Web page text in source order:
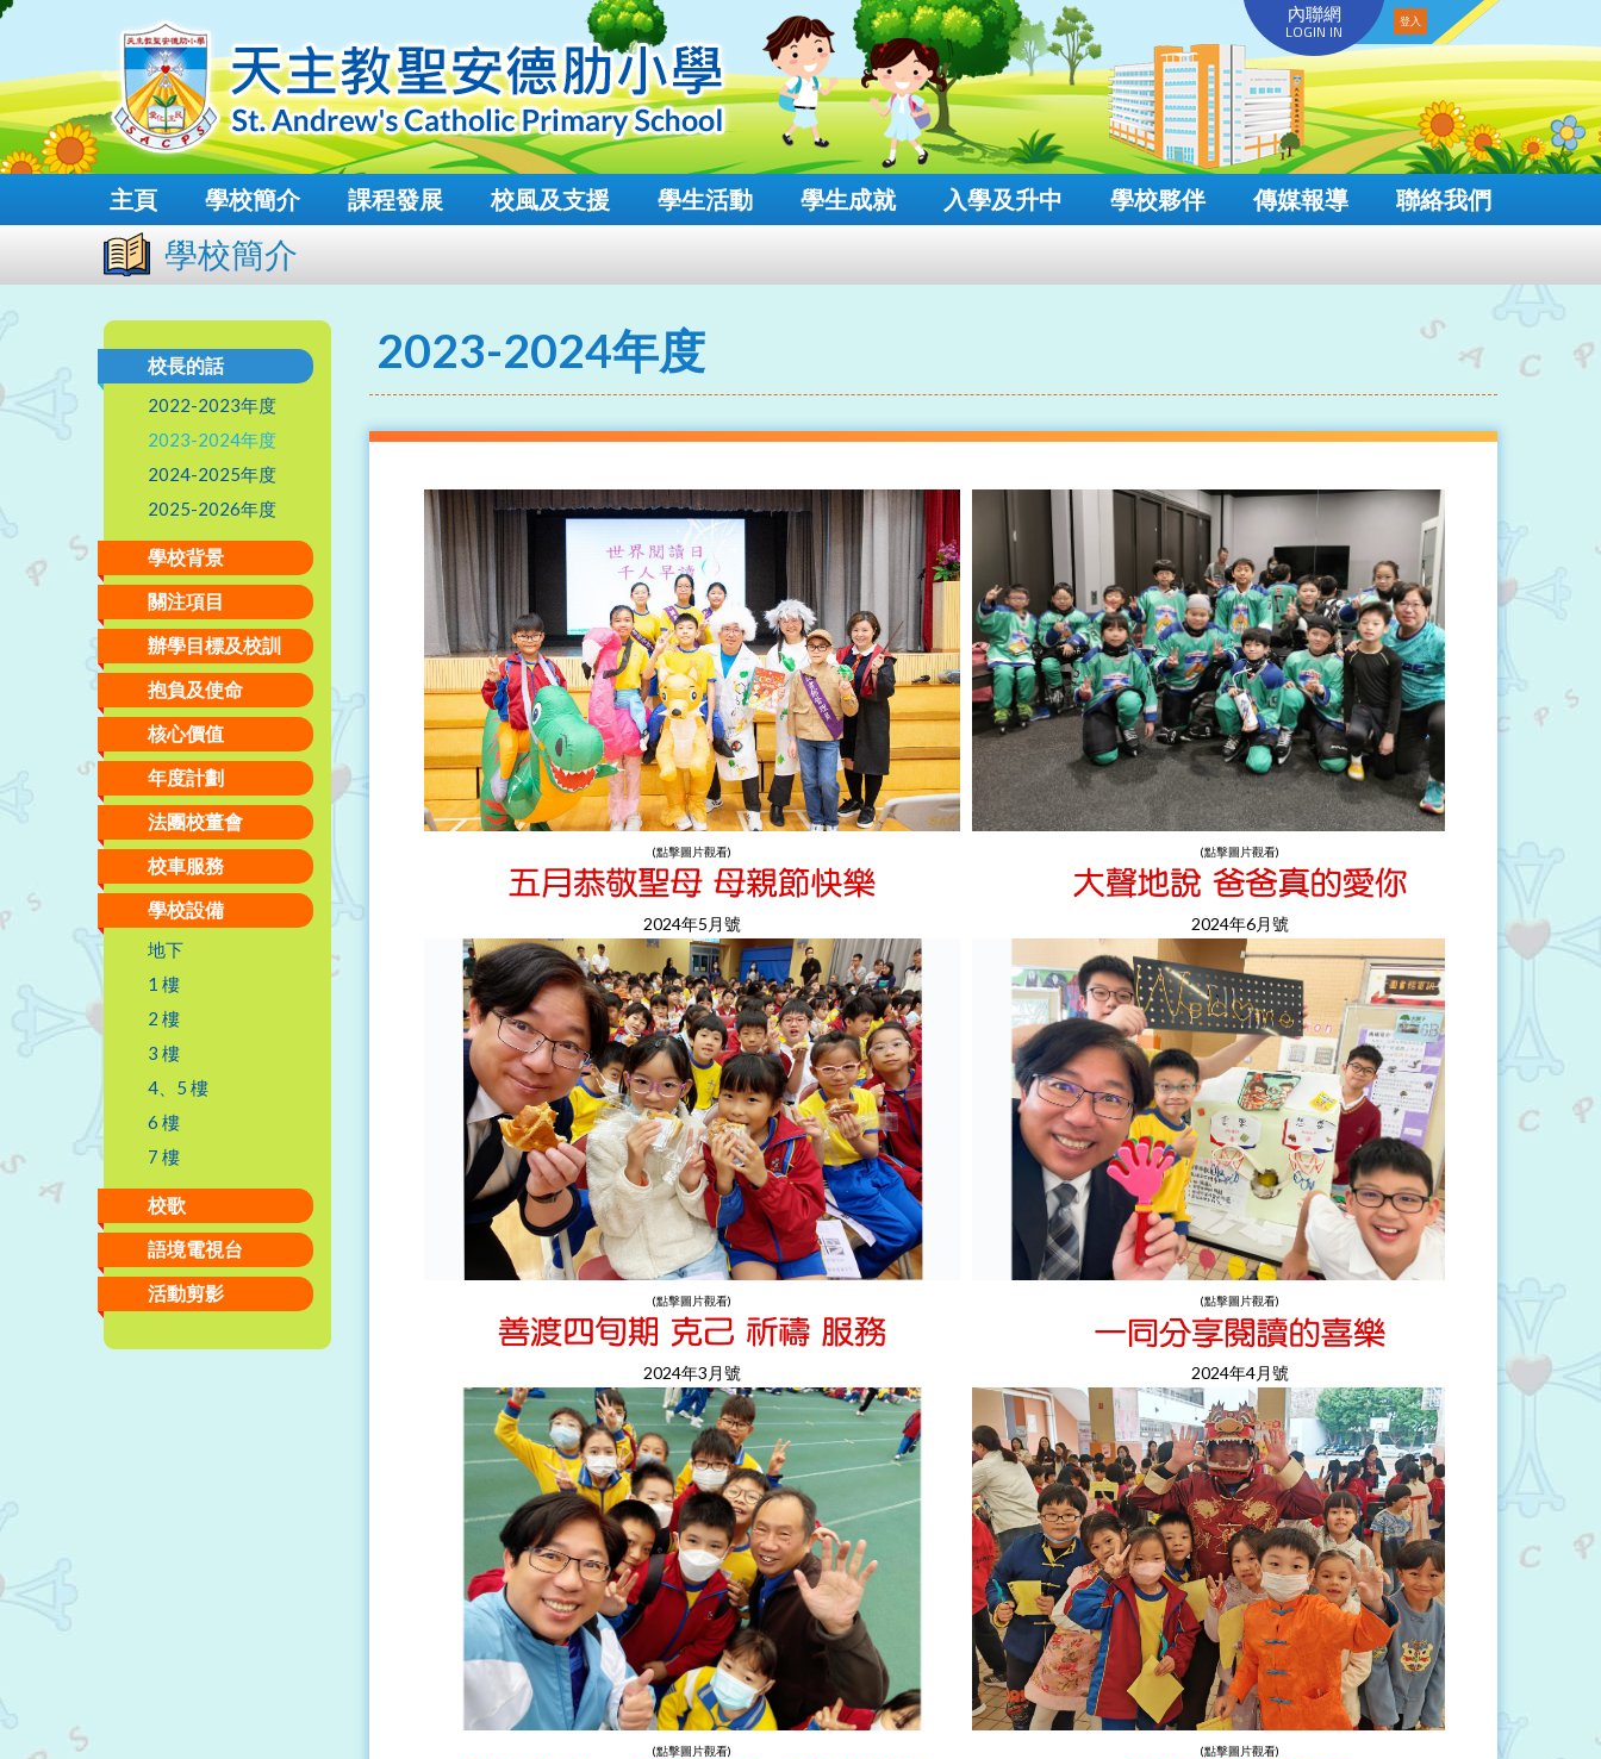
內聯網
LOGIN IN
主頁 學校簡介 課程發展 校風及支援 學生活動 學生成就 入學及升中 學校夥伴 傳媒報導 聯絡我們
學校簡介
校長的話
2022-2023年度
2023-2024年度
2024-2025年度
2025-2026年度
學校背景
關注項目
辦學目標及校訓
抱負及使命
核心價值
年度計劃
法團校董會
校車服務
學校設備
地下
1 樓
2 樓
3 樓
4、5 樓
6 樓
7 樓
校歌
語境電視台
活動剪影
2023-2024年度
(點擊圖片觀看)
2024年5月號
(點擊圖片觀看)
2024年6月號
(點擊圖片觀看)
2024年3月號
(點擊圖片觀看)
2024年4月號
(點擊圖片觀看) (點擊圖片觀看)